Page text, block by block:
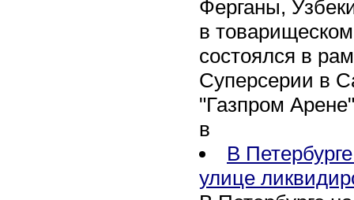
Ферганы,
в
состоялся в
Суперсерии в
"Газпром
в
В
улице